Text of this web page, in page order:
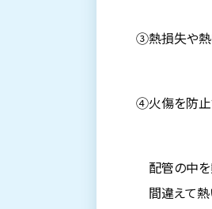
③熱損失や熱
④火傷を防止
配管の中を
間違えて熱